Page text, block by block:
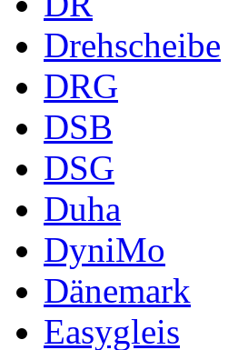
Drehscheibe
DRG
DSB
DSG
Duha
DyniMo
Dänemark
Easygleis